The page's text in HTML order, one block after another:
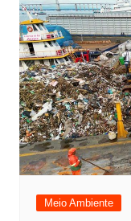
Meio Ambiente